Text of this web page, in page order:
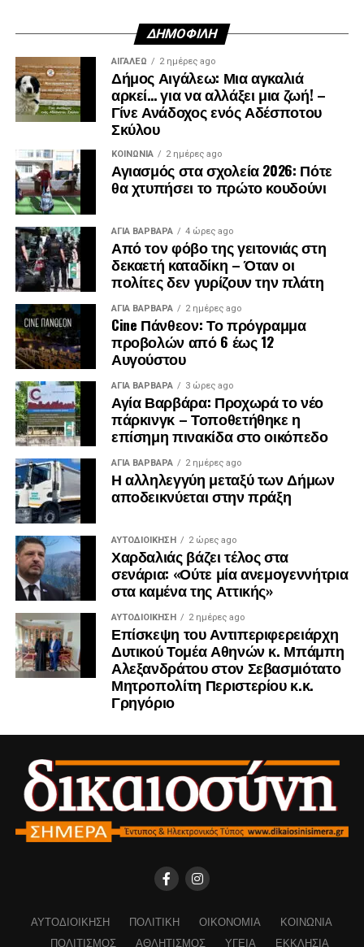
ΔΗΜΟΦΙΛΉ
ΑΙΓΑΛΕΩ 2 ημέρες ago
Δήμος Αιγάλεω: Μια αγκαλιά
αρκεί… για να αλλάξει μια ζωή! –
Γίνε Ανάδοχος ενός Αδέσποτου
Σκύλου
ΚΟΙΝΩΝΊΑ 2 ημέρες ago
Αγιασμός στα σχολεία 2026: Πότε
θα χτυπήσει το πρώτο κουδούνι
ΑΓΙΑ ΒΑΡΒΑΡΑ 4 ώρες ago
Από τον φόβο της γειτονιάς στη
δεκαετή καταδίκη – Όταν οι
πολίτες δεν γυρίζουν την πλάτη
ΑΓΙΑ ΒΑΡΒΑΡΑ 2 ημέρες ago
Cine Πάνθεον: Το πρόγραμμα
προβολών από 6 έως 12
Αυγούστου
ΑΓΙΑ ΒΑΡΒΑΡΑ 3 ώρες ago
Αγία Βαρβάρα: Προχωρά το νέο
πάρκινγκ – Τοποθετήθηκε η
επίσημη πινακίδα στο οικόπεδο
ΑΓΙΑ ΒΑΡΒΑΡΑ 2 ημέρες ago
Η αλληλεγγύη μεταξύ των Δήμων
αποδεικνύεται στην πράξη
ΑΥΤΟΔΙΟΊΚΗΣΗ 2 ώρες ago
Χαρδαλιάς βάζει τέλος στα
σενάρια: «Ούτε μία ανεμογεννήτρια
στα καμένα της Αττικής»
ΑΥΤΟΔΙΟΊΚΗΣΗ 2 ημέρες ago
Επίσκεψη του Αντιπεριφερειάρχη
Δυτικού Τομέα Αθηνών κ. Μπάμπη
Αλεξανδράτου στον Σεβασμιότατο
Μητροπολίτη Περιστερίου κ.κ.
Γρηγόριο
ΑΥΤΟΔΙΟΊΚΗΣΗ ΠΟΛΙΤΙΚΉ ΟΙΚΟΝΟΜΊΑ
ΚΟΙΝΩΝΊΑ
ΠΟΛΙΤΙΣΜΌΣ
ΑΘΛΗΤΙΣΜΌΣ ΥΓΕΊΑ ΕΚΚΛΗΣΊΑ